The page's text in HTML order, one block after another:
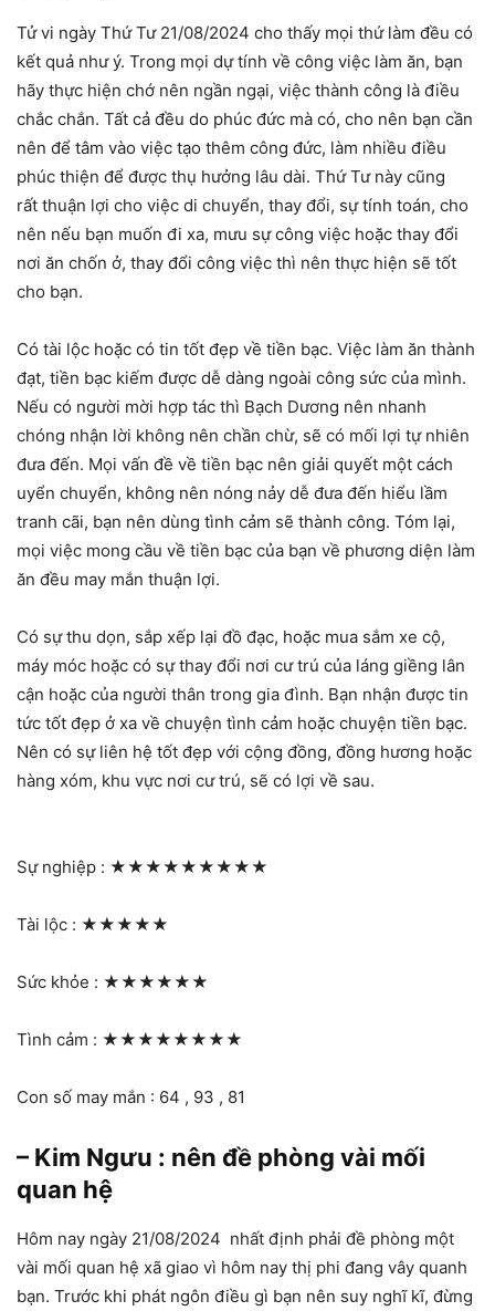
Tử vi ngày Thứ Tư 21/08/2024 cho thấy mọi thứ làm đều có
kết quả như ý. Trong mọi dự tính về công việc làm ăn, bạn
hãy thực hiện chớ nên ngần ngại, việc thành công là điều
chắc chắn. Tất cả đều do phúc đức mà có, cho nên bạn cần
nên để tâm vào việc tạo thêm công đức, làm nhiều điều
phúc thiện để được thụ hưởng lâu dài. Thứ Tư này cũng
rất thuận lợi cho việc di chuyển, thay đổi, sự tính toán, cho
nên nếu bạn muốn đi xa, mưu sự công việc hoặc thay đổi
nơi ăn chốn ở, thay đổi công việc thì nên thực hiện sẽ tốt
cho bạn.
Có tài lộc hoặc có tin tốt đẹp về tiền bạc. Việc làm ăn thành
đạt, tiền bạc kiếm được dễ dàng ngoài công sức của mình.
Nếu có người mời hợp tác thì Bạch Dương nên nhanh
chóng nhận lời không nên chần chừ, sẽ có mối lợi tự nhiên
đưa đến. Mọi vấn đề về tiền bạc nên giải quyết một cách
uyển chuyển, không nên nóng nảy dễ đưa đến hiểu lầm
tranh cãi, bạn nên dùng tình cảm sẽ thành công. Tóm lại,
mọi việc mong cầu về tiền bạc của bạn về phương diện làm
ăn đều may mắn thuận lợi.
Có sự thu dọn, sắp xếp lại đồ đạc, hoặc mua sắm xe cộ,
máy móc hoặc có sự thay đổi nơi cư trú của láng giềng lân
cận hoặc của người thân trong gia đình. Bạn nhận được tin
tức tốt đẹp ở xa về chuyện tình cảm hoặc chuyện tiền bạc.
Nên có sự liên hệ tốt đẹp với cộng đồng, đồng hương hoặc
hàng xóm, khu vực nơi cư trú, sẽ có lợi về sau.
Sự nghiệp : ★★★★★★★★★
Tài lộc : ★★★★★
Sức khỏe : ★★★★★★
Tình cảm : ★★★★★★★★
Con số may mắn : 64 , 93 , 81
– Kim Ngưu : nên đề phòng vài mối
quan hệ
Hôm nay ngày 21/08/2024 nhất định phải đề phòng một
vài mối quan hệ xã giao vì hôm nay thị phi đang vây quanh
bạn. Trước khi phát ngôn điều gì bạn nên suy nghĩ kĩ, đừng